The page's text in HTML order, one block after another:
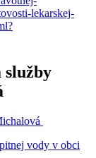
služby
vody v obci